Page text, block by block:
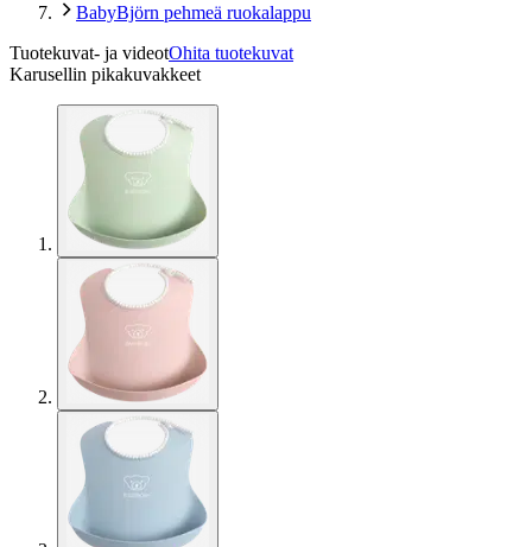
BabyBjörn pehmeä ruokalappu
Tuotekuvat- ja videotOhita tuotekuvat
Karusellin pikakuvakkeet